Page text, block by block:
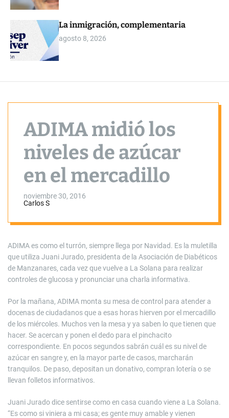
La inmigración, complementaria
agosto 8, 2026
ADIMA midió los
niveles de azúcar
en el mercadillo
noviembre 30, 2016
Carlos S
ADIMA es como el turrón, siempre llega por Navidad. Es la muletilla
que utiliza Juani Jurado, presidenta de la Asociación de Diabéticos
de Manzanares, cada vez que vuelve a La Solana para realizar
controles de glucosa y pronunciar una charla informativa.
Por la mañana, ADIMA monta su mesa de control para atender a
docenas de ciudadanos que a esas horas hierven por el mercadillo
de los miércoles. Muchos ven la mesa y ya saben lo que tienen que
hacer. Se acercan y ponen el dedo para el pinchacito
correspondiente. En pocos segundos sabrán cuál es su nivel de
azúcar en sangre y, en la mayor parte de casos, marcharán
tranquilos. De paso, depositan un donativo, compran lotería o se
llevan folletos informativos.
Juani Jurado dice sentirse como en casa cuando viene a La Solana.
“Es como si viniera a mi casa; es gente muy amable y vienen